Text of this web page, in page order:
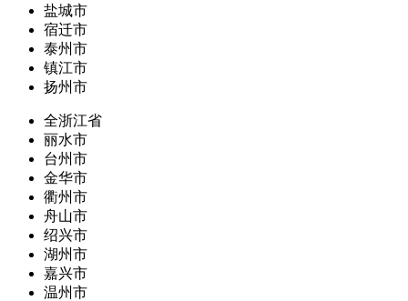
盐城市
宿迁市
泰州市
镇江市
扬州市
全浙江省
丽水市
台州市
金华市
衢州市
舟山市
绍兴市
湖州市
嘉兴市
温州市